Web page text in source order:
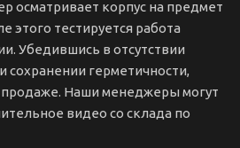
осматривает корпус на предмет
этого тестируется работа
Убедившись в отсутствии
сохранении герметичности,
продаже. Наши менеджеры могут
видео со склада по